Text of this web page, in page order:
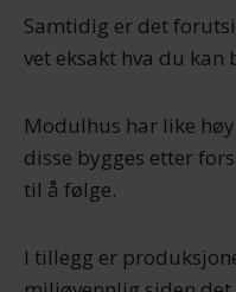
Samtidig er det
vet eksakt hva du kan
Modulhus har like
disse bygges etter
til å følge.
I tillegg er